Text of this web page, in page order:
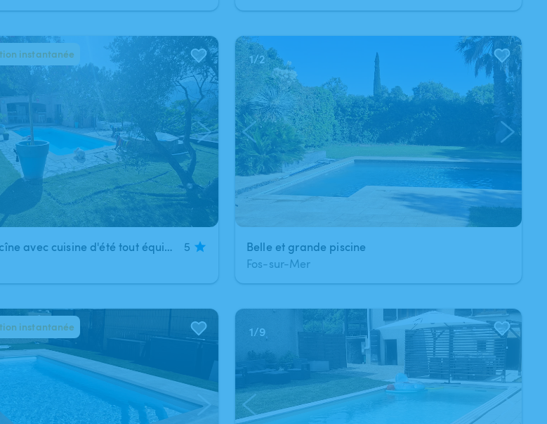
Espace piscîne avec cuisine d'été tout équipée – Proche Nice Est
5
instantanée 1/2
Belle et grande piscine
Fos-sur-Mer
instantanée 1/9